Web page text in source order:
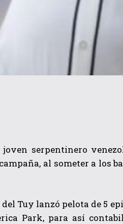
serpentinero
al someter a los
Tuy lanzó pelota de 5
Park, para así